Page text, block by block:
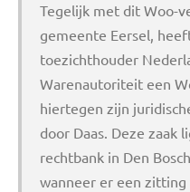
Tegelijk met dit Woo-
gemeente Eersel,
toezichthouder
Warenautoriteit een
hiertegen zijn
door Daas. Deze zaak
rechtbank in Den
wanneer er een zitting